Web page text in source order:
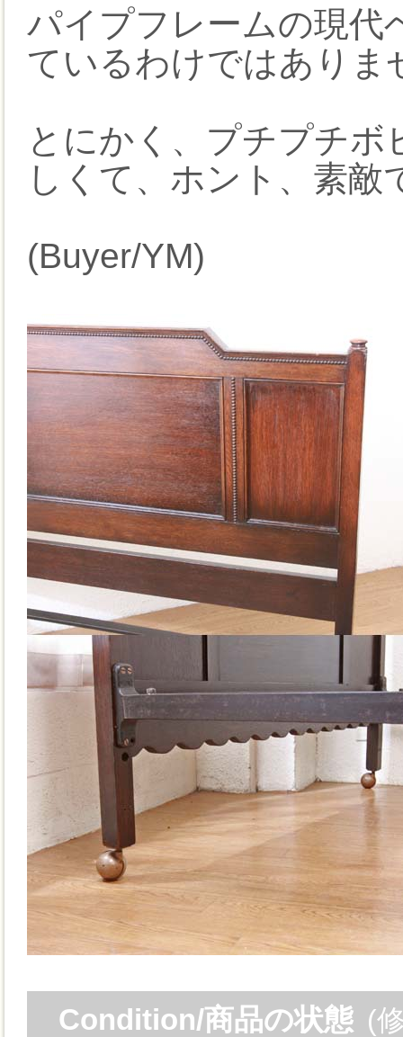
パイプフレームの現代
ているわけではありま
とにかく、プチプチ
しくて、ホント、素敵
(Buyer/YM)
Condition/商品の状態 (